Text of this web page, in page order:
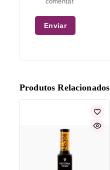
comentar.
Produtos Relacionados